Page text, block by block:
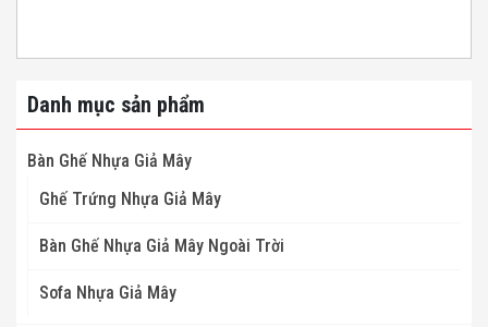
Danh mục sản phẩm
Bàn Ghế Nhựa Giả Mây
Ghế Trứng Nhựa Giả Mây
Bàn Ghế Nhựa Giả Mây Ngoài Trời
Sofa Nhựa Giả Mây